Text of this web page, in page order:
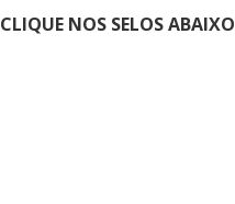
CLIQUE NOS SELOS